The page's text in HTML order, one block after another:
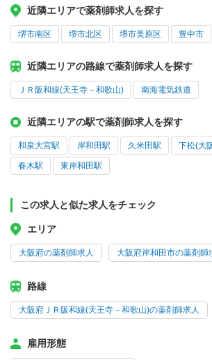
近隣エリアで薬剤師求人を探す
堺市南区 堺市北区 堺市美原区 豊中市
近隣エリアの路線で薬剤師求人を探す
ＪＲ阪和線(天王寺－和歌山) 南海電気鉄道
近隣エリアの駅で薬剤師求人を探す
和泉大宮駅 岸和田駅 久米田駅 下松(大
春木駅 東岸和田駅
この求人と似た求人をチェック
エリア
大阪府の薬剤師求人 大阪府岸和田市の薬剤師
路線
大阪府ＪＲ阪和線(天王寺－和歌山)の薬剤師求人
雇用形態